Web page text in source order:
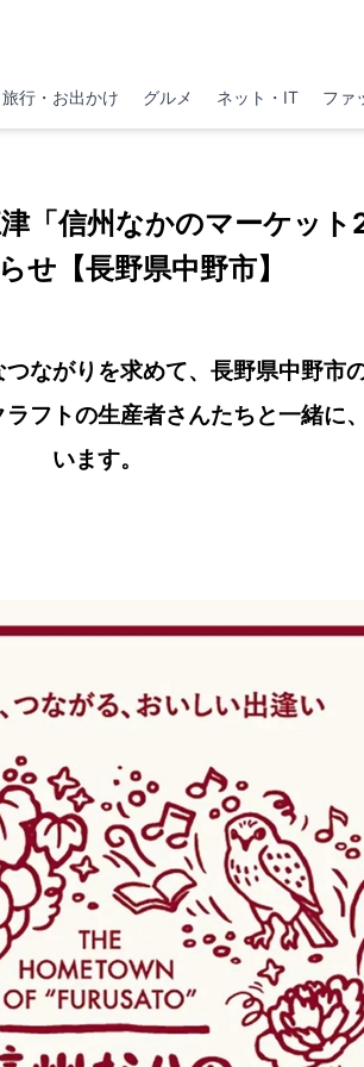
旅行・お出かけ グルメ ネット・IT ファ
津「信州なかのマーケッ
せ【長野県中野市】
ながりを求めて、長野県中野市
フトの生産者さんたちと一緒に
います。